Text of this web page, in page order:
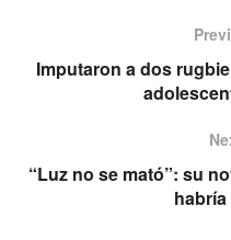
Imputaron a dos
“Luz no se mató”: su